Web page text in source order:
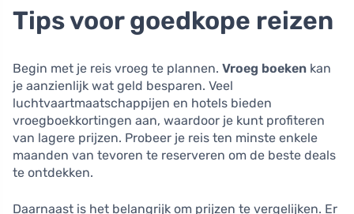
Tips voor goedkope reizen
Begin met je reis vroeg te plannen. Vroeg boeken kan
je aanzienlijk wat geld besparen. Veel
luchtvaartmaatschappijen en hotels bieden
vroegboekkortingen aan, waardoor je kunt profiteren
van lagere prijzen. Probeer je reis ten minste enkele
maanden van tevoren te reserveren om de beste deals
te ontdekken.
Daarnaast is het belangrijk om prijzen te vergelijken. Er